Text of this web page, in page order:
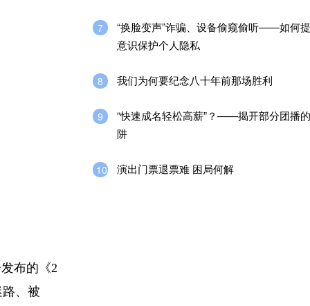
布的《2
、被
7
“换脸变声”诈骗、设备偷窥偷听——如何
意识保护个人隐私
8 我们为何要纪念八十年前那场胜利
9
“快速成名轻松高薪”？——揭开部分团播的
阱
10 演出门票退票难 困局何解